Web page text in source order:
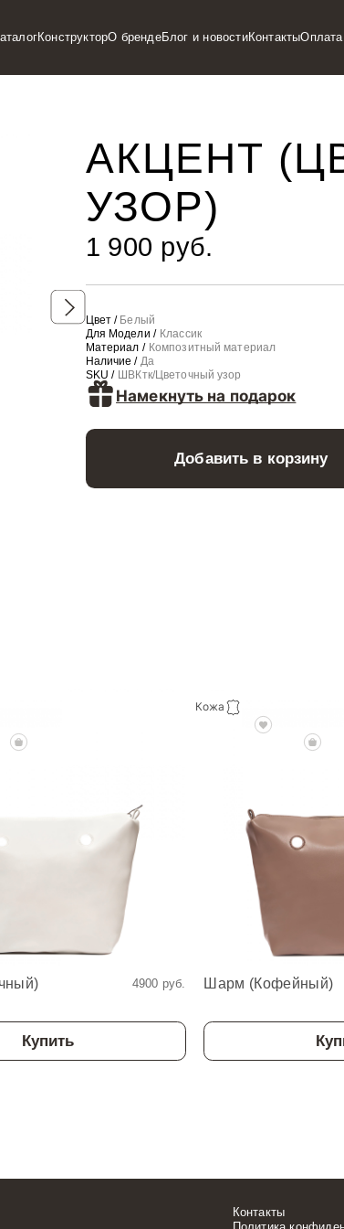
КонструкторО брендеБлог и новостиКонтакты
АКЦЕНТ
УЗОР)
1 900 руб.
Цвет / Белый
Для Модели / Классик
Материал / Композитный материал
Наличие / Да
SKU /
ШВКтк/Цветочный узор
Намекнуть на подарок
Добавить в корзину
4900 руб.
Купить
Кожа
Шарм (Кофейный)
Контакты